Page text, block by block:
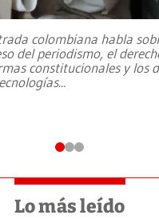
colombiana habla
del periodismo, el
constitucionales y los
...
Lo más leído